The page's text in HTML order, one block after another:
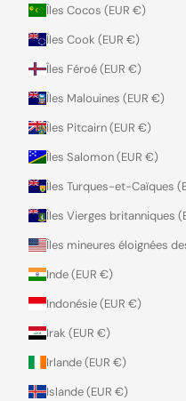
Îles Cocos (EUR €)
Îles Cook (EUR €)
Îles Féroé (EUR €)
Îles Malouines (EUR €)
Îles Pitcairn (EUR €)
Îles Salomon (EUR €)
Îles Turques-et-Caïques
Îles Vierges britanniques
Îles mineures éloignées
Inde (EUR €)
Indonésie (EUR €)
Irak (EUR €)
Irlande (EUR €)
Islande (EUR €)